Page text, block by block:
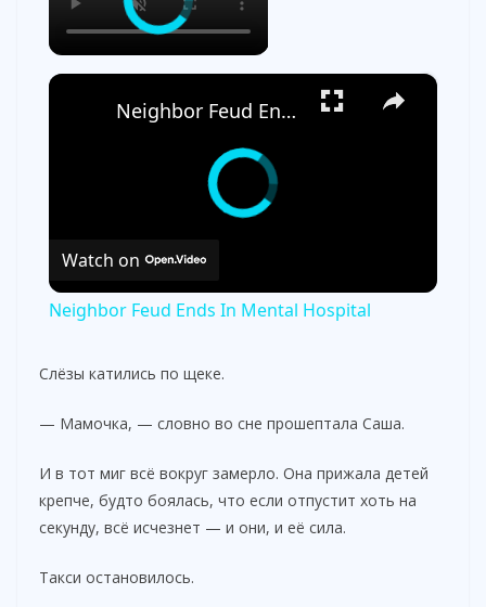
×
Neighbor Feud Ends In Mental Hospital
Watch on
Neighbor Feud Ends In Mental Hospital
Слёзы катились по щеке.
— Мамочка, — словно во сне прошептала Саша.
И в тот миг всё вокруг замерло. Она прижала детей
крепче, будто боялась, что если отпустит хоть на
секунду, всё исчезнет — и они, и её сила.
Такси остановилось.